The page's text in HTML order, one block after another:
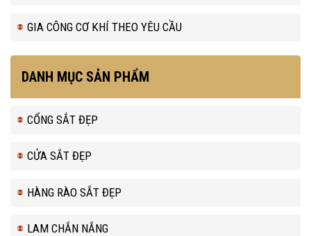
GIA CÔNG CƠ KHÍ THEO YÊU CẦU
DANH MỤC SẢN PHẨM
CỔNG SẮT ĐẸP
CỬA SẮT ĐẸP
HÀNG RÀO SẮT ĐẸP
LAM CHẮN NẮNG